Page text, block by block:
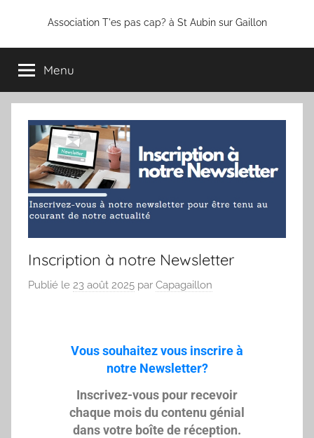
Association T'es pas cap? à St Aubin sur Gaillon
Menu
Inscription à notre Newsletter
Publié le 23 août 2025 par Capagaillon
Vous souhaitez vous inscrire à
notre Newsletter?
Inscrivez-vous pour recevoir
chaque mois du contenu génial
dans votre boîte de réception.